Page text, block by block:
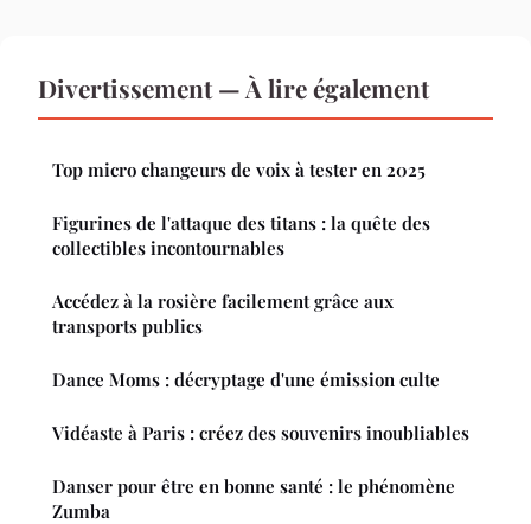
Divertissement — À lire également
Top micro changeurs de voix à tester en 2025
Figurines de l'attaque des titans : la quête des
collectibles incontournables
Accédez à la rosière facilement grâce aux
transports publics
Dance Moms : décryptage d'une émission culte
Vidéaste à Paris : créez des souvenirs inoubliables
Danser pour être en bonne santé : le phénomène
Zumba